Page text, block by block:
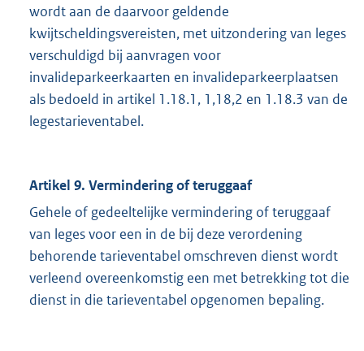
wordt aan de daarvoor geldende
kwijtscheldingsvereisten, met uitzondering van leges
verschuldigd bij aanvragen voor
invalideparkeerkaarten en invalideparkeerplaatsen
als bedoeld in artikel 1.18.1, 1,18,2 en 1.18.3 van de
legestarieventabel.
Artikel 9. Vermindering of teruggaaf
Gehele of gedeeltelijke vermindering of teruggaaf
van leges voor een in de bij deze verordening
behorende tarieventabel omschreven dienst wordt
verleend overeenkomstig een met betrekking tot die
dienst in die tarieventabel opgenomen bepaling.